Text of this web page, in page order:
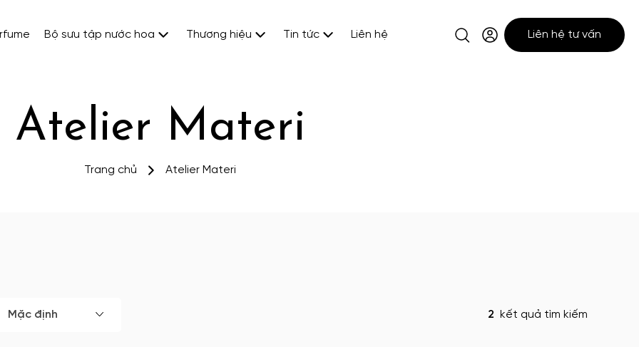
Bộ sưu tập nước hoa Thương hiệu Tin tức Liên hệ Liên hệ tư vấn
Atelier Materi
Trang chủ Atelier Materi
Mặc định 2 kết quả tìm kiếm